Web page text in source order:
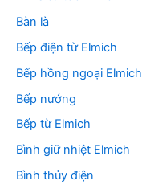
Bàn là
Bếp điện từ Elmich
Bếp hồng ngoại Elmich
Bếp nướng
Bếp từ Elmich
Bình giữ nhiệt Elmich
Bình thủy điện